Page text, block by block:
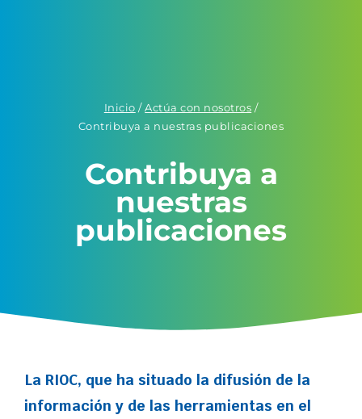
Inicio /Actúa con nosotros /
Contribuya a nuestras publicaciones
Contribuya a
nuestras
publicaciones
La RIOC, que ha situado la difusión de la
información y de las herramientas en el